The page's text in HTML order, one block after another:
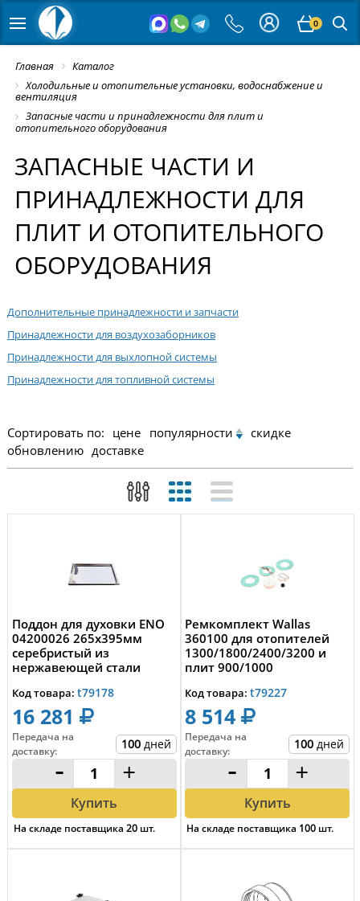
0
Главная
Каталог
Холодильные и отопительные установки, водоснабжение и
вентиляция
Запасные части и принадлежности для плит и
отопительного оборудования
ЗАПАСНЫЕ ЧАСТИ И
ПРИНАДЛЕЖНОСТИ ДЛЯ
ПЛИТ И ОТОПИТЕЛЬНОГО
ОБОРУДОВАНИЯ
Дополнительные принадлежности и запчасти
Принадлежности для воздухозаборников
Принадлежности для выхлопной системы
Принадлежности для топливной системы
Сортировать по: цене популярности
скидке
обновлению доставке
Поддон для духовки ENO
04200026 265х395мм
серебристый из
нержавеющей стали
Код товара: t79178
16 281
Передача на
доставку: 100 дней
- +
Купить
На складе поставщика 20 шт.
Ремкомплект Wallas
360100 для отопителей
1300/1800/2400/3200 и
плит 900/1000
Код товара: t79227
8 514
Передача на
доставку: 100 дней
- +
Купить
На складе поставщика 100 шт.